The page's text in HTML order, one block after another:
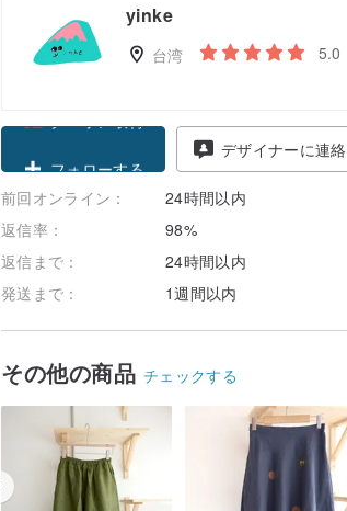
yinke
台湾 5.0
フォローする
デザイナーに連絡
前回オンライン：
24時間以内
返信率：
98%
返信まで：
24時間以内
発送まで：
1週間以内
その他の商品 チェックする